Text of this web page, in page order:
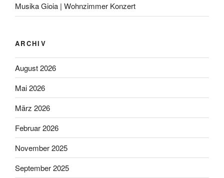
Musika Gioia | Wohnzimmer Konzert
ARCHIV
August 2026
Mai 2026
März 2026
Februar 2026
November 2025
September 2025